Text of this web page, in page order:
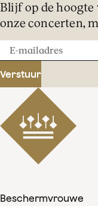
Blijf op de
onze concerten,
E-
mailadres
Verstuur
Beschermvrouwe